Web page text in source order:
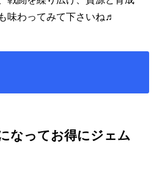
味わってみて下さいね♬
なってお得にジェム